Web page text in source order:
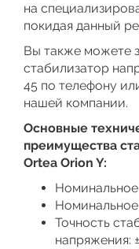
на
покидая данный
Вы также можете
стабилизатор
45 по телефону
нашей компании.
Основные
преимущества
Ortea Orion Y:
Точность
напряжения: